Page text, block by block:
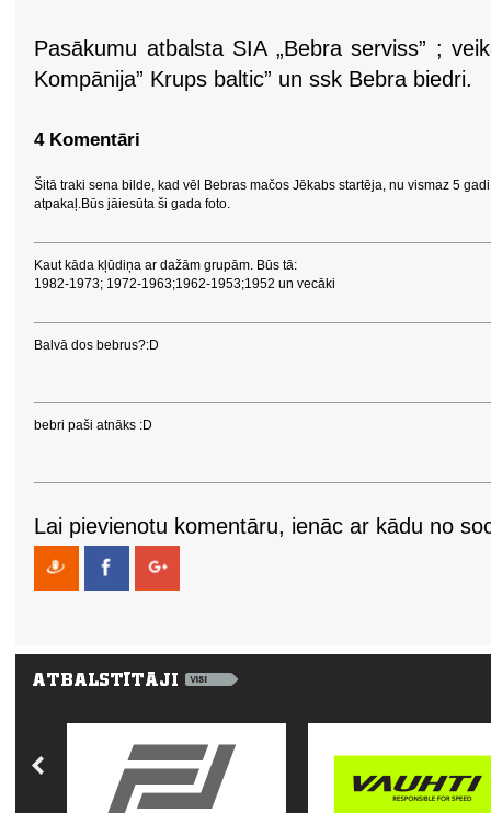
Pasākumu atbalsta SIA „Bebra serviss” ;
Kompānija” Krups baltic” un ssk Bebra biedri.
4 Komentāri
Šitā traki sena bilde, kad vēl Bebras mačos Jēkabs startēja, nu vismaz 5 gadi
atpakaļ.Būs jāiesūta ši gada foto.
Kaut kāda kļūdiņa ar dažām grupām. Būs tā:
1982-1973; 1972-1963;1962-1953;1952 un vecāki
Balvā dos bebrus?:D
bebri paši atnāks :D
Lai pievienotu komentāru, ienāc ar kādu no